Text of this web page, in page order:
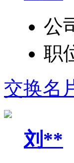
公
职
交换名
刘**